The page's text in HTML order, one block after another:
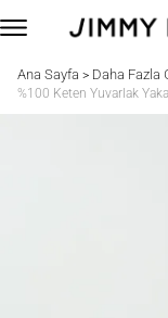
Ana Sayfa > Daha Fazla
%100 Keten Yuvarlak